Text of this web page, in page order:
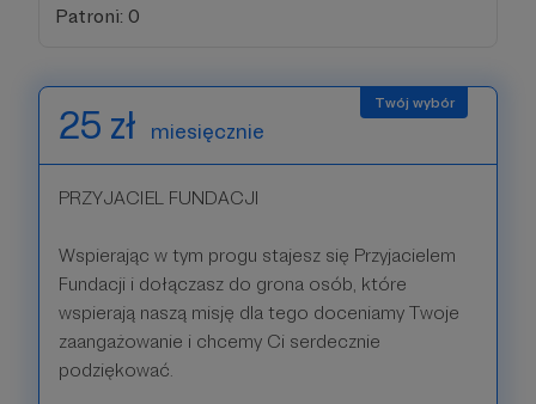
Patroni: 0
25 zł miesięcznie
PRZYJACIEL FUNDACJI
Wspierając w tym progu stajesz się Przyjacielem
Fundacji i dołączasz do grona osób, które
wspierają naszą misję dla tego doceniamy Twoje
zaangażowanie i chcemy Ci serdecznie
podziękować.